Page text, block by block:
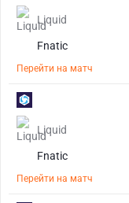
Liquid
Fnatic
Перейти на матч
Liquid
Fnatic
Перейти на матч